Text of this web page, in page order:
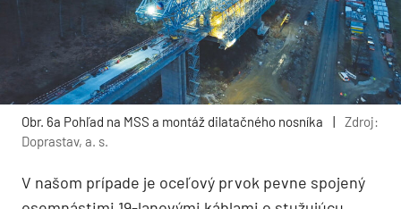
Obr. 6a Pohľad na MSS a montáž dilatačného nosníka |
Zdroj:
Doprastav, a. s.
V našom prípade je oceľový prvok pevne spojený